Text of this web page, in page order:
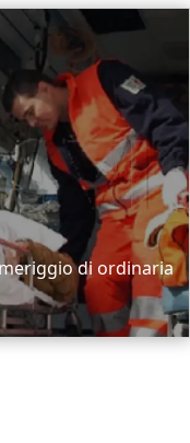
di ordinaria